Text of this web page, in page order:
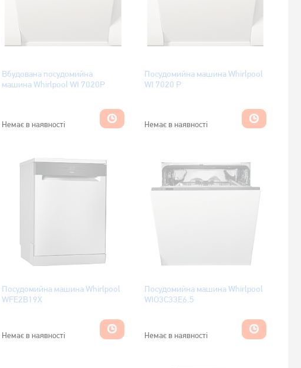
Вбудована посудомийна
машина Whirlpool WI 7020P
Немає в наявності
Посудомийна машина Whirlpool
WI 7020 P
Немає в наявності
Посудомийна машина Whirlpool
WFE2B19X
Немає в наявності
Посудомийна машина Whirlpool
WIO3C33E6.5
Немає в наявності